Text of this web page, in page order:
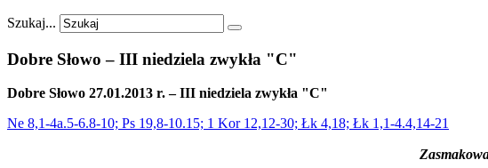
Szukaj...
Dobre Słowo – III niedziela zwykła "C"
Dobre Słowo 27.01.2013 r. – III niedziela zwykła "C"
Ne 8,1-4a.5-6.8-10; Ps 19,8-10.15; 1 Kor 12,12-30; Łk 4,18; Łk 1,1-4.4,14-21